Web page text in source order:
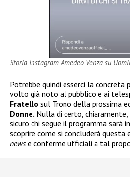
Storia Instagram Amedeo Venza su
Potrebbe quindi esserci la concreta
volto già noto al pubblico e ai
Fratello sul Trono della prossima
Donne. Nulla di certo,
sicuro chi segue il programma sarà
scoprire come si concluderà questa
newse conferme ufficiali a tal